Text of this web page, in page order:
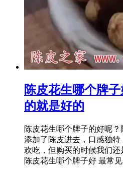
陈皮花生哪个牌
的就是好的
陈皮花生哪个牌子的好呢
添加了陈皮进去，口感独
欢吃，但购买的时候我们还
陈皮花生哪个牌子好 最常见